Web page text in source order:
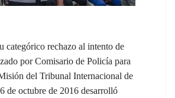
categórico rechazo al intento de
por Comisario de Policía para
del Tribunal Internacional de
de octubre de 2016 desarrolló